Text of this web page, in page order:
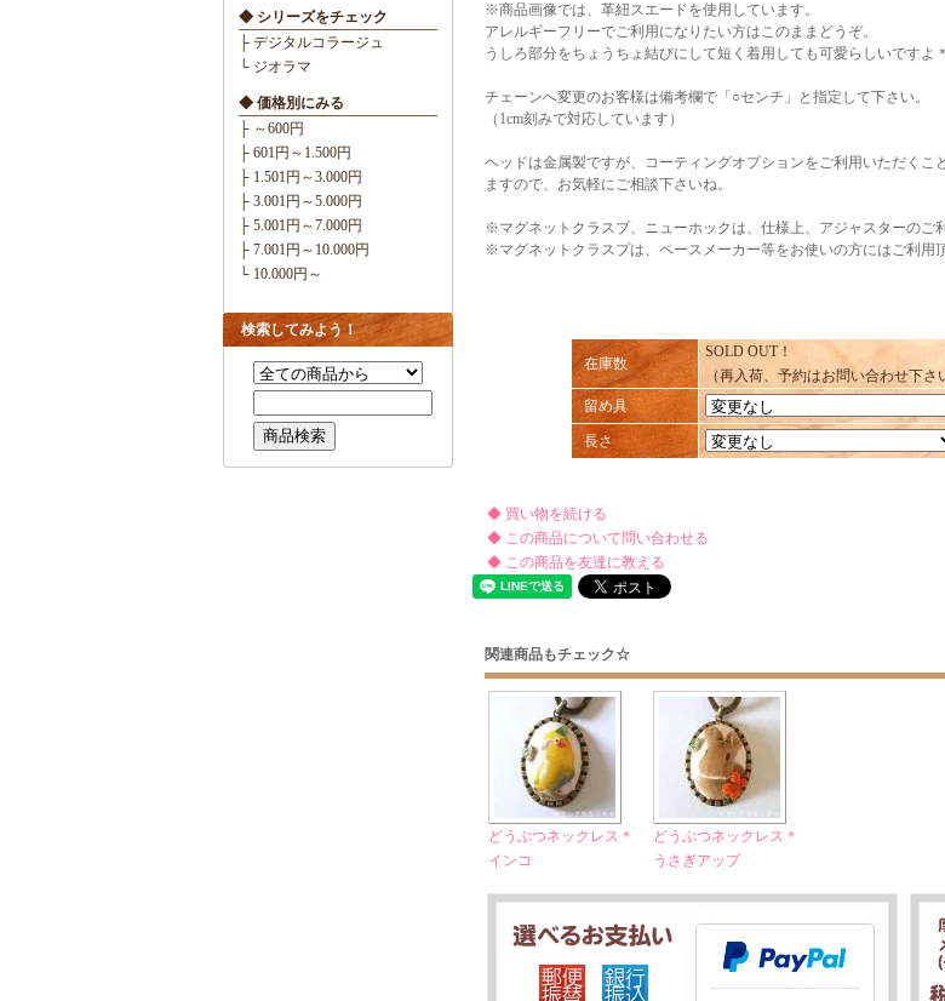
◆ シリーズをチェック
├ デジタルコラージュ
└ ジオラマ
◆ 価格別にみる
├ ～600円
├ 601円～1.500円
├ 1.501円～3.000円
├ 3.001円～5.000円
├ 5.001円～7.000円
├ 7.001円～10.000円
└ 10.000円～
検索してみよう！
※商品画像では、革紐スエードを使用しています。
アレルギーフリーでご利用になりたい方はこのままどうぞ。
うしろ部分をちょうちょ結びにして短く着用しても可愛らしいですよ＊
チェーンへ変更のお客様は備考欄で「○センチ」と指定して下さい。
（1cm刻みで対応しています）
ヘッドは金属製ですが、コーティングオプションをご利用いただくこ
ますので、お気軽にご相談下さいね。
※マグネットクラスプ、ニューホックは、仕様上、アジャスターのご
※マグネットクラスプは、ペースメーカー等をお使いの方にはご利用
在庫数
SOLD OUT！
（再入荷、予約はお問い合わせ下さ
留め具
長さ
◆ 買い物を続ける
◆ この商品について問い合わせる
◆ この商品を友達に教える
関連商品もチェック☆
どうぶつネックレス＊
インコ
どうぶつネックレス＊
うさぎアップ